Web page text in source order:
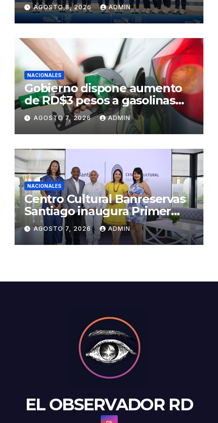
AGOSTO 8, 2026 ADMIN
NACIONALES
Gobierno dispone aumento
de RD$3 pesos a gasolinas
premium y regular
AGOSTO 7, 2026 ADMIN
NACIONALES
Centro Cultural Banreservas
Santiago inaugura Primer
Congreso de Artesanos de
Santiago
AGOSTO 7, 2026 ADMIN
EL OBSERVADOR RD